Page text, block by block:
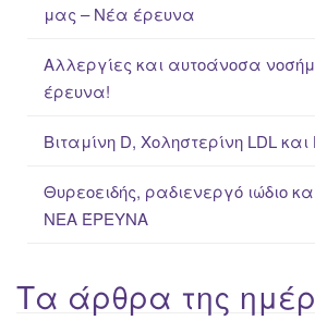
μας – Νέα έρευνα
Αλλεργίες και αυτοάνοσα
έρευνα!
Βιταμίνη D, Χοληστερίνη LDL και
Θυρεοειδής, ραδιενεργό ιώδιο
ΝΕΑ ΈΡΕΥΝΑ
Τα άρθρα της